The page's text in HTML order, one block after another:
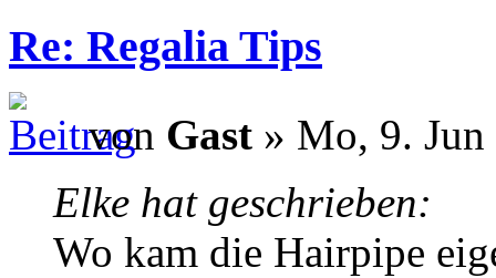
Re: Regalia Tips
von Gast » Mo, 9.
Elke hat geschrieben:
Wo kam die Hairpipe